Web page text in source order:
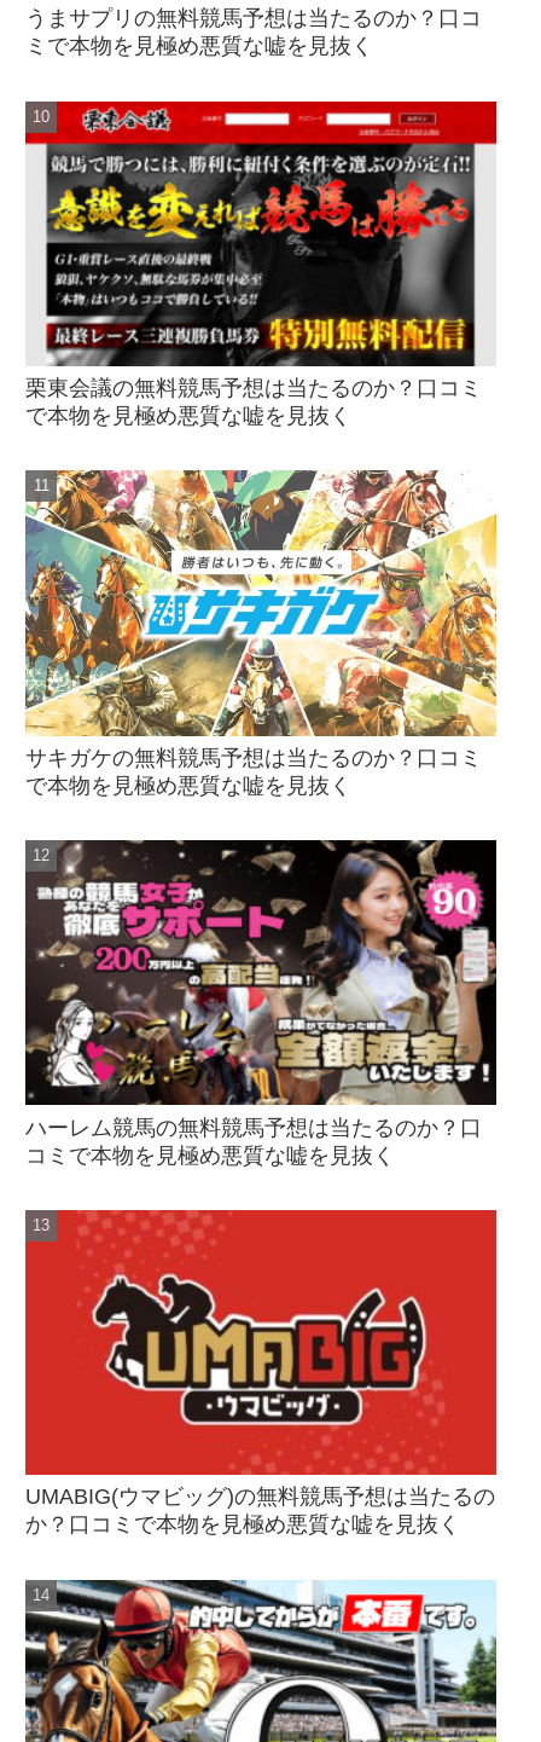
うまサプリの無料競馬予想は当たるのか？口コ
ミで本物を見極め悪質な嘘を見抜く
栗東会議の無料競馬予想は当たるのか？口コミ
で本物を見極め悪質な嘘を見抜く
サキガケの無料競馬予想は当たるのか？口コミ
で本物を見極め悪質な嘘を見抜く
ハーレム競馬の無料競馬予想は当たるのか？口
コミで本物を見極め悪質な嘘を見抜く
UMABIG(ウマビッグ)の無料競馬予想は当たるの
か？口コミで本物を見極め悪質な嘘を見抜く